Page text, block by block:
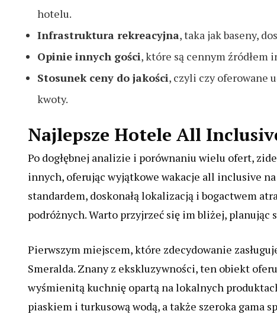
hotelu.
Infrastruktura rekreacyjna, taka jak baseny,
Opinie innych gości, które są cennym źródłem
Stosunek ceny do jakości, czyli czy oferowane
kwoty.
Najlepsze Hotele All
Po dogłębnej analizie i porównaniu wielu ofert,
innych, oferując wyjątkowe wakacje all inclusive
standardem, doskonałą lokalizacją i bogactwem
podróżnych. Warto przyjrzeć się im bliżej, planując
Pierwszym miejscem, które zdecydowanie
Smeralda. Znany z ekskluzywności, ten obiekt
wyśmienitą kuchnię opartą na lokalnych
piaskiem i turkusową wodą, a także szeroka gama